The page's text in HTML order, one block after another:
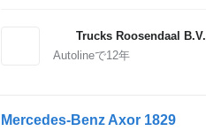
Trucks Roosendaal B.V.
Autolineで12年
Mercedes-Benz Axor 1829